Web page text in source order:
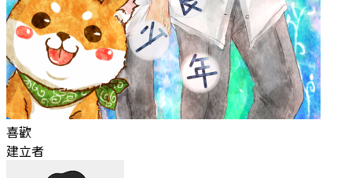
喜歡
建立者